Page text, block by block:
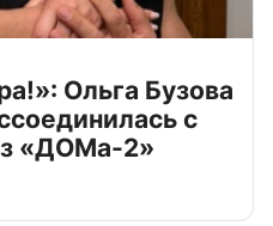
Ольга Бузова
с
«ДОМа-2»